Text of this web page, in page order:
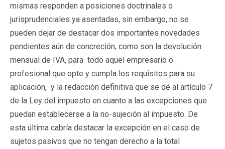
mismas responden a posiciones doctrinales o
jurisprudenciales ya asentadas, sin embargo, no se
pueden dejar de destacar dos importantes novedades
pendientes aún de concreción, como son la devolución
mensual de IVA, para todo aquel empresario o
profesional que opte y cumpla los requisitos para su
aplicación, y la redacción definitiva que se dé al artículo 7
de la Ley del impuesto en cuanto a las excepciones que
puedan establecerse a la no-sujeción al impuesto. De
esta última cabría destacar la excepción en el caso de
sujetos pasivos que no tengan derecho a la total